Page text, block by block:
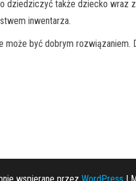
dziedziczyć także dziecko
inwentarza.
być dobrym
wspierane przez WordPress |